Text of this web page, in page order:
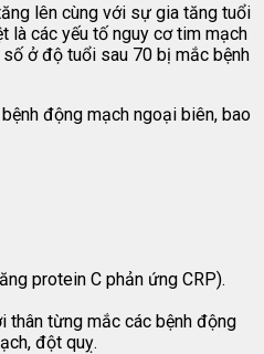
lên cùng với sự gia tăng tuổi
là các yếu tố nguy cơ tim mạch
ở độ tuổi sau 70 bị mắc bệnh
động mạch ngoại biên, bao
protein C phản ứng CRP).
thân từng mắc các bệnh động
đột quỵ.